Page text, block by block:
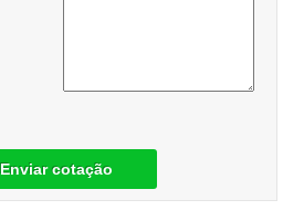
Enviar cotação